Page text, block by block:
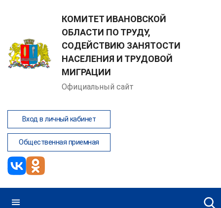
КОМИТЕТ ИВАНОВСКОЙ
ОБЛАСТИ ПО ТРУДУ,
СОДЕЙСТВИЮ ЗАНЯТОСТИ
НАСЕЛЕНИЯ И ТРУДОВОЙ
МИГРАЦИИ
Официальный сайт
Вход в личный кабинет
Общественная приемная